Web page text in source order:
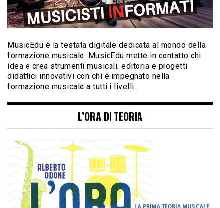
MusicEdu è la testata digitale dedicata al mondo della
formazione musicale. MusicEdu mette in contatto chi
idea e crea strumenti musicali, editoria e progetti
didattici innovativi con chi è impegnato nella
formazione musicale a tutti i livelli.
L’ORA DI TEORIA